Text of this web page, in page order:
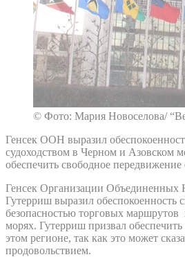
© Фото: Мария Новоселова/
Генсек ООН выразил
судоходством в Черном и Азовском
обеспечить свободное передвижение
Генсек Организации Объединенных
Гутерриш выразил обеспокоенность
безопасностью торговых
морях. Гутерриш призвал обеспечить
этом регионе, так как это может
продовольствием.